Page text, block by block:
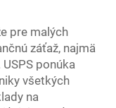
pre malých
záťaž, najmä
ponúka
všetkých
na